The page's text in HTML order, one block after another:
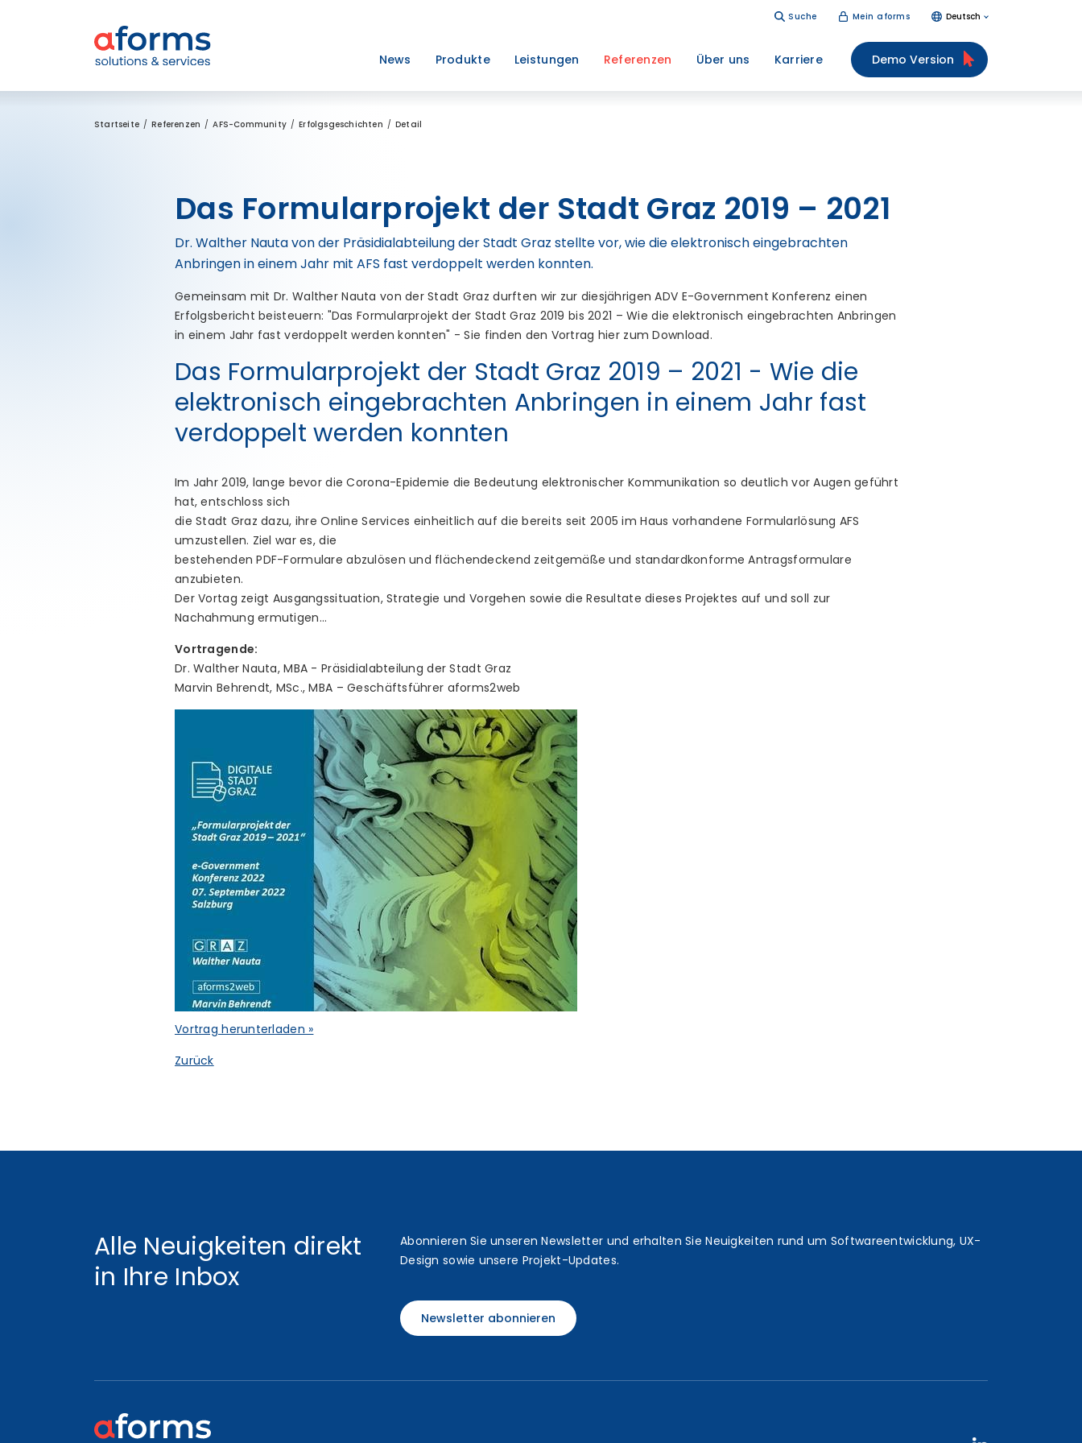
Suche Mein aforms Deutsch
News Produkte Leistungen Referenzen Über uns Karriere Demo Version
Startseite Referenzen AFS-Community Erfolgsgeschichten Detail
Das Formularprojekt der Stadt Graz 2019 – 2021
Dr. Walther Nauta von der Präsidialabteilung der Stadt Graz stellte vor, wie die elektronisch eingebrachten
Anbringen in einem Jahr mit AFS fast verdoppelt werden konnten.
Gemeinsam mit Dr. Walther Nauta von der Stadt Graz durften wir zur diesjährigen ADV E-Government Konferenz einen
Erfolgsbericht beisteuern: "Das Formularprojekt der Stadt Graz 2019 bis 2021 – Wie die elektronisch eingebrachten Anbringen
in einem Jahr fast verdoppelt werden konnten" - Sie finden den Vortrag hier zum Download.
Das Formularprojekt der Stadt Graz 2019 – 2021 - Wie die
elektronisch eingebrachten Anbringen in einem Jahr fast
verdoppelt werden konnten
Im Jahr 2019, lange bevor die Corona-Epidemie die Bedeutung elektronischer Kommunikation so deutlich vor Augen geführt
hat, entschloss sich
die Stadt Graz dazu, ihre Online Services einheitlich auf die bereits seit 2005 im Haus vorhandene Formularlösung AFS
umzustellen. Ziel war es, die
bestehenden PDF-Formulare abzulösen und flächendeckend zeitgemäße und standardkonforme Antragsformulare
anzubieten.
Der Vortag zeigt Ausgangssituation, Strategie und Vorgehen sowie die Resultate dieses Projektes auf und soll zur
Nachahmung ermutigen…
Vortragende:
Dr. Walther Nauta, MBA - Präsidialabteilung der Stadt Graz
Marvin Behrendt, MSc., MBA – Geschäftsführer aforms2web
Vortrag herunterladen »
Zurück
Alle Neuigkeiten direkt
in Ihre Inbox
Abonnieren Sie unseren Newsletter und erhalten Sie Neuigkeiten rund um Softwareentwicklung, UX-
Design sowie unsere Projekt-Updates.
Newsletter abonnieren